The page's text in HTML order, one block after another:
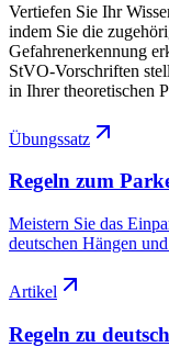
Vertiefen Sie Ihr
indem Sie die
Gefahrenerkennung
StVO-Vorschriften
in Ihrer theoretischen
Übungssatz
Regeln zum
Meistern Sie das
deutschen Hängen
Artikel
Regeln zu